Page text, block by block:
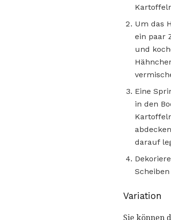
Um das
ein paar
und
Eine
in den
darauf
Variation
Sie können